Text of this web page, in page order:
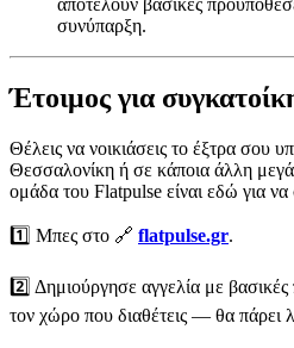
αποτελούν βασικές
συνύπαρξη.
Έτοιμος για
Θέλεις να νοικιάσεις το έξτρα σου
Θεσσαλονίκη ή σε κάποια άλλη
ομάδα του Flatpulse είναι εδώ για
1️⃣ Μπες στο 🔗 flatpulse.gr.
2️⃣ Δημιούργησε αγγελία με βασικές
τον χώρο που διαθέτεις — θα πάρει